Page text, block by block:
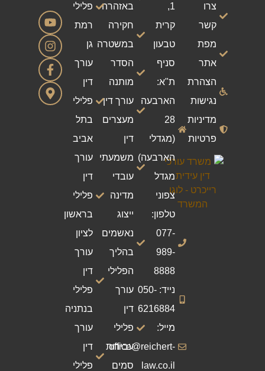
צרו
קשר
מפת
אתר
הצהרת
נגישות
מדיניות
פרטיות
1,
קרית
טבעון
סניף
ת"א:
הארבעה
28
(מגדלי
הארבעה)
מגדל
צפוני
טלפון:
077-
989-
8888
נייד: 050-
6216884
מייל:
office@reichert-
law.co.il
באזהרה
חקירה
במשטרה
הסדר
מותנה
עורך דין
מעצרים
דין
משמעתי
עובדי
מדינה
ייצוג
נאשמים
בהליך
הפלילי
עורך
דין
פלילי
עבירות
סמים
פלילי
רמת
גן
עורך
דין
פלילי
בתל
אביב
עורך
דין
פלילי
בראשון
לציון
עורך
דין
פלילי
בנתניה
עורך
דין
פלילי